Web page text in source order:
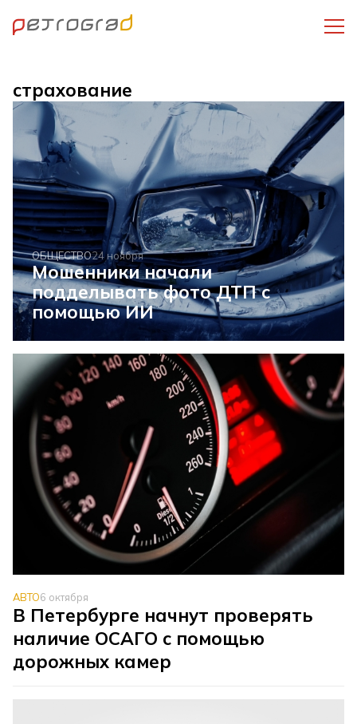
страхование
ОБЩЕСТВО24 ноября
Мошенники начали
подделывать фото ДТП с
помощью ИИ
АВТО6 октября
В Петербурге начнут проверять
наличие ОСАГО с помощью
дорожных камер